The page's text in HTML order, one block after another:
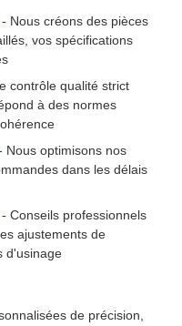
- Nous créons des pièces
vos spécifications
contrôle qualité strict
à des normes
Nous optimisons nos
dans les délais
- Conseils professionnels
ajustements de
d'usinage
de précision,